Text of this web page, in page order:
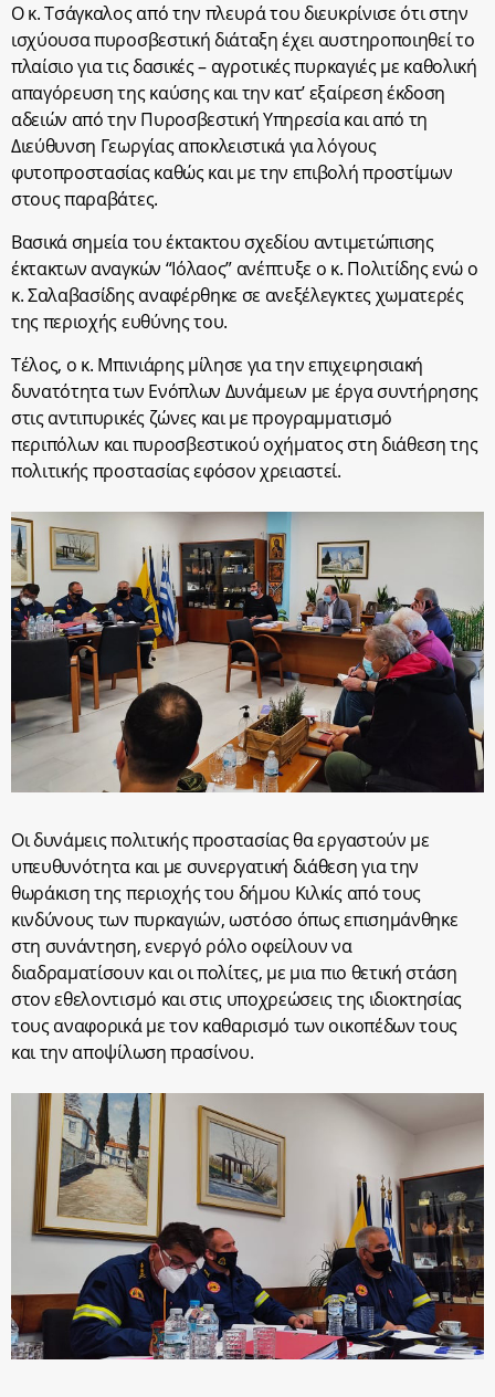
Ο κ. Τσάγκαλος από την πλευρά του διευκρίνισε ότι στην
ισχύουσα πυροσβεστική διάταξη έχει αυστηροποιηθεί το
πλαίσιο για τις δασικές – αγροτικές πυρκαγιές με καθολική
απαγόρευση της καύσης και την κατ’ εξαίρεση έκδοση
αδειών από την Πυροσβεστική Υπηρεσία και από τη
Διεύθυνση Γεωργίας αποκλειστικά για λόγους
φυτοπροστασίας καθώς και με την επιβολή προστίμων
στους παραβάτες.
Βασικά σημεία του έκτακτου σχεδίου αντιμετώπισης
έκτακτων αναγκών “Ιόλαος” ανέπτυξε ο κ. Πολιτίδης ενώ ο
κ. Σαλαβασίδης αναφέρθηκε σε ανεξέλεγκτες χωματερές
της περιοχής ευθύνης του.
Τέλος, ο κ. Μπινιάρης μίλησε για την επιχειρησιακή
δυνατότητα των Ενόπλων Δυνάμεων με έργα συντήρησης
στις αντιπυρικές ζώνες και με προγραμματισμό
περιπόλων και πυροσβεστικού οχήματος στη διάθεση της
πολιτικής προστασίας εφόσον χρειαστεί.
Οι δυνάμεις πολιτικής προστασίας θα εργαστούν με
υπευθυνότητα και με συνεργατική διάθεση για την
θωράκιση της περιοχής του δήμου Κιλκίς από τους
κινδύνους των πυρκαγιών, ωστόσο όπως επισημάνθηκε
στη συνάντηση, ενεργό ρόλο οφείλουν να
διαδραματίσουν και οι πολίτες, με μια πιο θετική στάση
στον εθελοντισμό και στις υποχρεώσεις της ιδιοκτησίας
τους αναφορικά με τον καθαρισμό των οικοπέδων τους
και την αποψίλωση πρασίνου.